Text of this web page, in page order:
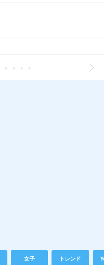
女子 トレンド